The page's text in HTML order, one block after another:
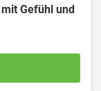
Gefühl und